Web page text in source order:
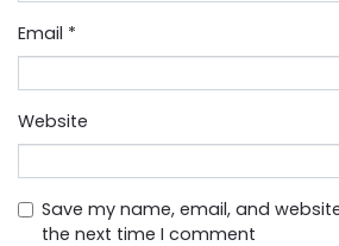
Email *
Website
Save my name, email, and
the next time I comment